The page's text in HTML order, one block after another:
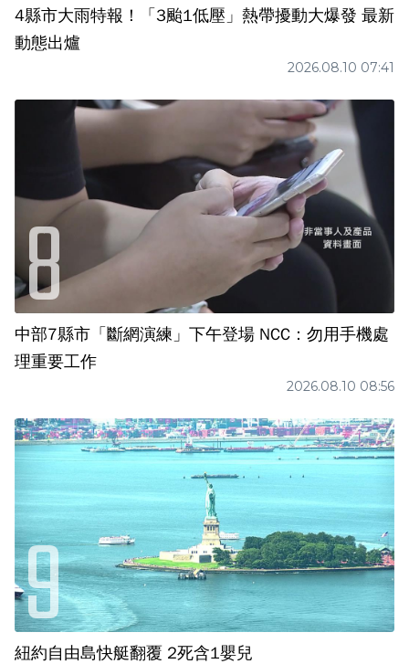
4縣市大雨特報！「3颱1低壓」熱帶擾動大爆發 最新
動態出爐
2026.08.10 07:41
中部7縣市「斷網演練」下午登場 NCC：勿用手機處
理重要工作
2026.08.10 08:56
紐約自由島快艇翻覆 2死含1嬰兒